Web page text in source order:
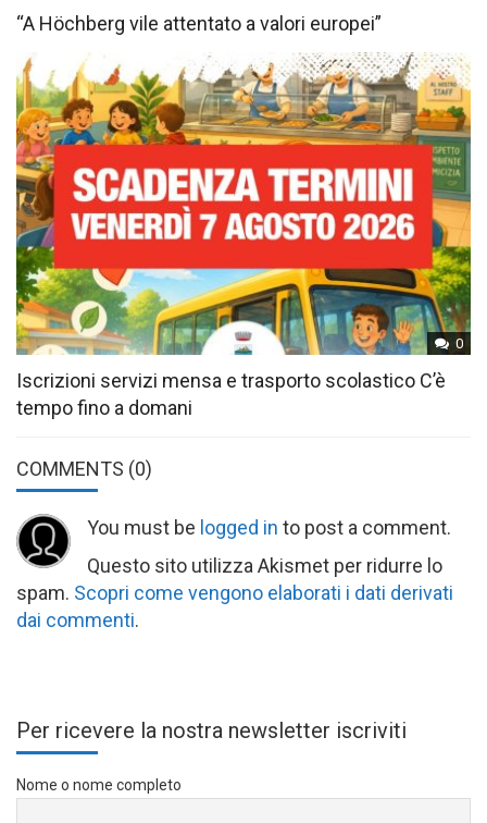
“A Höchberg vile attentato a valori europei”
0
Iscrizioni servizi mensa e trasporto scolastico C’è
tempo fino a domani
COMMENTS (0)
You must be logged in to post a comment.
Questo sito utilizza Akismet per ridurre lo
spam. Scopri come vengono elaborati i dati derivati
dai commenti.
Per ricevere la nostra newsletter iscriviti
Nome o nome completo